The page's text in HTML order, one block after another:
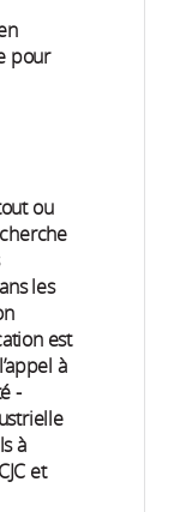
pour
ou
les
est
à
-
à
et